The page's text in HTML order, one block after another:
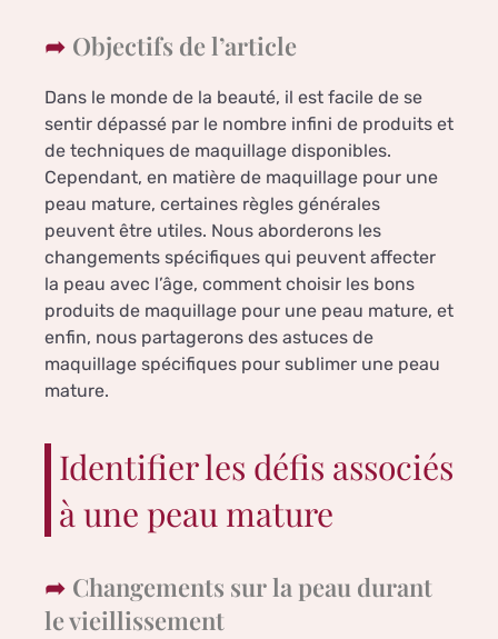
Objectifs de l’article
Dans le monde de la beauté, il est facile de se
sentir dépassé par le nombre infini de produits et
de techniques de maquillage disponibles.
Cependant, en matière de maquillage pour une
peau mature, certaines règles générales
peuvent être utiles. Nous aborderons les
changements spécifiques qui peuvent affecter
la peau avec l’âge, comment choisir les bons
produits de maquillage pour une peau mature, et
enfin, nous partagerons des astuces de
maquillage spécifiques pour sublimer une peau
mature.
Identifier les défis associés
à une peau mature
Changements sur la peau durant
le vieillissement